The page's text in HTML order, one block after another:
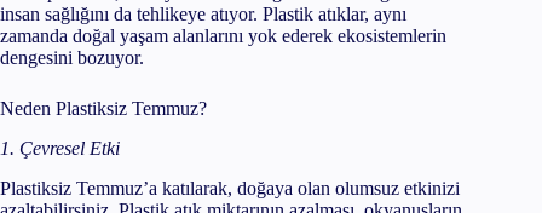
insan sağlığını da tehlikeye atıyor. Plastik atıklar, aynı
zamanda doğal yaşam alanlarını yok ederek ekosistemlerin
dengesini bozuyor.
Neden Plastiksiz Temmuz?
1. Çevresel Etki
Plastiksiz Temmuz’a katılarak, doğaya olan olumsuz etkinizi